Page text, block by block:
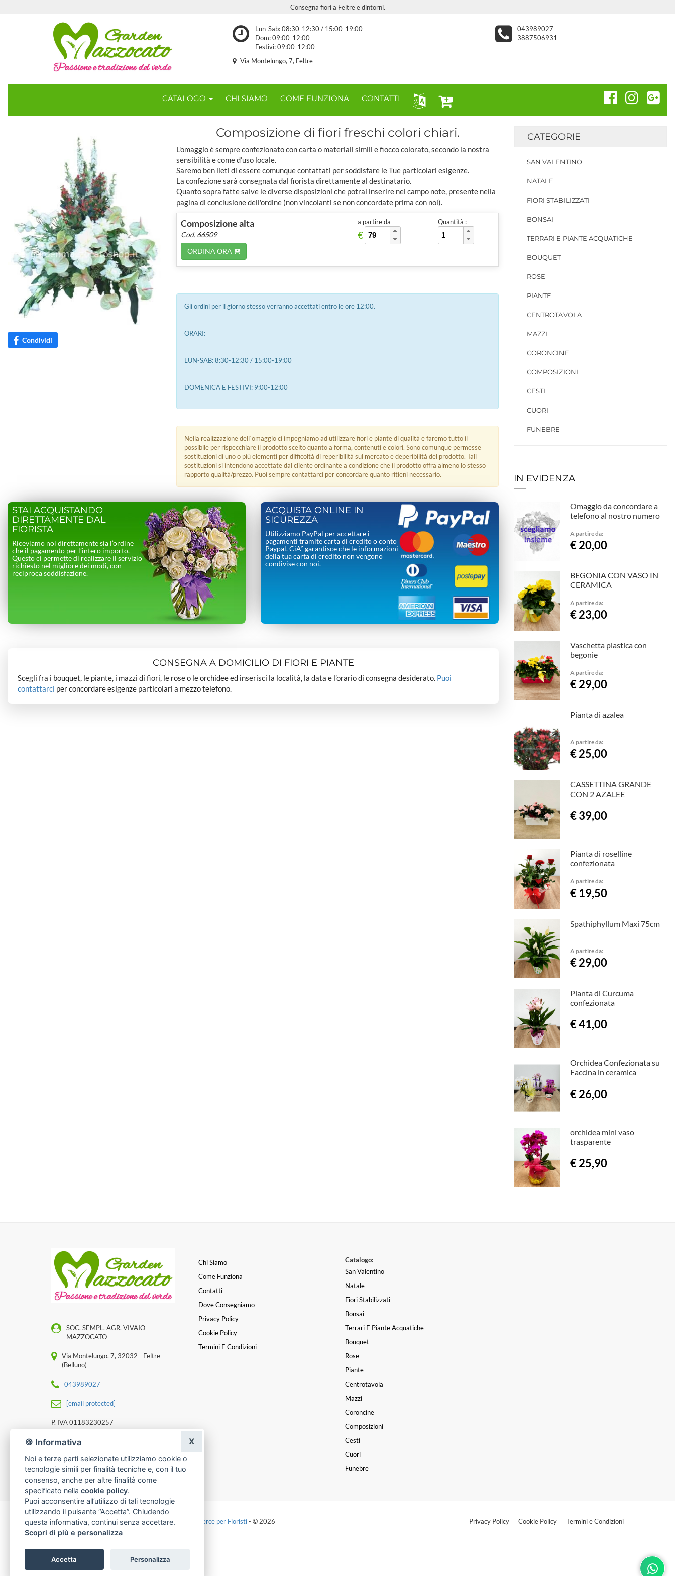
Consegna fiori a Feltre e dintorni.
Lun-Sab: 08:30-12:30 / 15:00-19:00
Dom: 09:00-12:00
Festivi: 09:00-12:00
043989027
3887506931
Via Montelungo, 7, Feltre
CATALOGO CHI SIAMO COME FUNZIONA CONTATTI
Condividi
Composizione di fiori freschi colori chiari.
L'omaggio è sempre confezionato con carta o materiali simili e fiocco colorato, secondo la nostra
sensibilità e come d'uso locale.
Saremo ben lieti di essere comunque contattati per soddisfare le Tue particolari esigenze.
La confezione sarà consegnata dal fiorista direttamente al destinatario.
Quanto sopra fatte salve le diverse disposizioni che potrai inserire nel campo note, presente nella
pagina di conclusione dell'ordine (non vincolanti se non concordate prima con noi).
Composizione alta
Cod. 66509
ORDINA ORA
a partire da
€
Quantità :
Gli ordini per il giorno stesso verranno accettati entro le ore 12:00.
ORARI:
LUN-SAB: 8:30-12:30 / 15:00-19:00
DOMENICA E FESTIVI: 9:00-12:00
Nella realizzazione dell´omaggio ci impegniamo ad utilizzare fiori e piante di qualità e faremo tutto il
possibile per rispecchiare il prodotto scelto quanto a forma, contenuti e colori. Sono comunque permesse
sostituzioni di uno o più elementi per difficoltà di reperibilità sul mercato e deperibilità del prodotto. Tali
sostituzioni si intendono accettate dal cliente ordinante a condizione che il prodotto offra almeno lo stesso
rapporto qualità/prezzo. Puoi sempre contattarci per concordare quanto ritieni necessario.
STAI ACQUISTANDO
DIRETTAMENTE DAL
FIORISTA
Riceviamo noi direttamente sia l’ordine
che il pagamento per l’intero importo.
Questo ci permette di realizzare il servizio
richiesto nel migliore dei modi, con
reciproca soddisfazione.
ACQUISTA ONLINE IN
SICUREZZA
Utilizziamo PayPal per accettare i
pagamenti tramite carta di credito o conto
Paypal. CiÃ² garantisce che le informazioni
della tua carta di credito non vengono
condivise con noi.
CONSEGNA A DOMICILIO DI FIORI E PIANTE
Scegli fra i bouquet, le piante, i mazzi di fiori, le rose o le orchidee ed inserisci la località, la data e l’orario di consegna desiderato. Puoi
contattarci per concordare esigenze particolari a mezzo telefono.
CATEGORIE
SAN VALENTINO
NATALE
FIORI STABILIZZATI
BONSAI
TERRARI E PIANTE ACQUATICHE
BOUQUET
ROSE
PIANTE
CENTROTAVOLA
MAZZI
CORONCINE
COMPOSIZIONI
CESTI
CUORI
FUNEBRE
IN EVIDENZA
Omaggio da concordare a
telefono al nostro numero
A partire da:
€ 20,00
BEGONIA CON VASO IN
CERAMICA
A partire da:
€ 23,00
Vaschetta plastica con
begonie
A partire da:
€ 29,00
Pianta di azalea
A partire da:
€ 25,00
CASSETTINA GRANDE
CON 2 AZALEE
€ 39,00
Pianta di roselline
confezionata
A partire da:
€ 19,50
Spathiphyllum Maxi 75cm
A partire da:
€ 29,00
Pianta di Curcuma
confezionata
€ 41,00
Orchidea Confezionata su
Faccina in ceramica
€ 26,00
orchidea mini vaso
trasparente
€ 25,90
SOC. SEMPL. AGR. VIVAIO
MAZZOCATO
Via Montelungo, 7, 32032 - Feltre
(Belluno)
043989027
[email protected]
P. IVA 01183230257
Chi Siamo
Come Funziona
Contatti
Dove Consegniamo
Privacy Policy
Cookie Policy
Termini E Condizioni
Catalogo:
San Valentino
Natale
Fiori Stabilizzati
Bonsai
Terrari E Piante Acquatiche
Bouquet
Rose
Piante
Centrotavola
Mazzi
Coroncine
Composizioni
Cesti
Cuori
Funebre
Made with byInfoser.it-Realizzazione Siti ecommerce per Fioristi- © 2026 Privacy Policy Cookie Policy Termini e Condizioni
🍪 Informativa
Noi e terze parti selezionate utilizziamo cookie o
tecnologie simili per finalità tecniche e, con il tuo
consenso, anche per altre finalità come
specificato nella cookie policy.
Puoi acconsentire all’utilizzo di tali tecnologie
utilizzando il pulsante “Accetta”. Chiudendo
questa informativa, continui senza accettare.
Scopri di più e personalizza
Accetta Personalizza
X